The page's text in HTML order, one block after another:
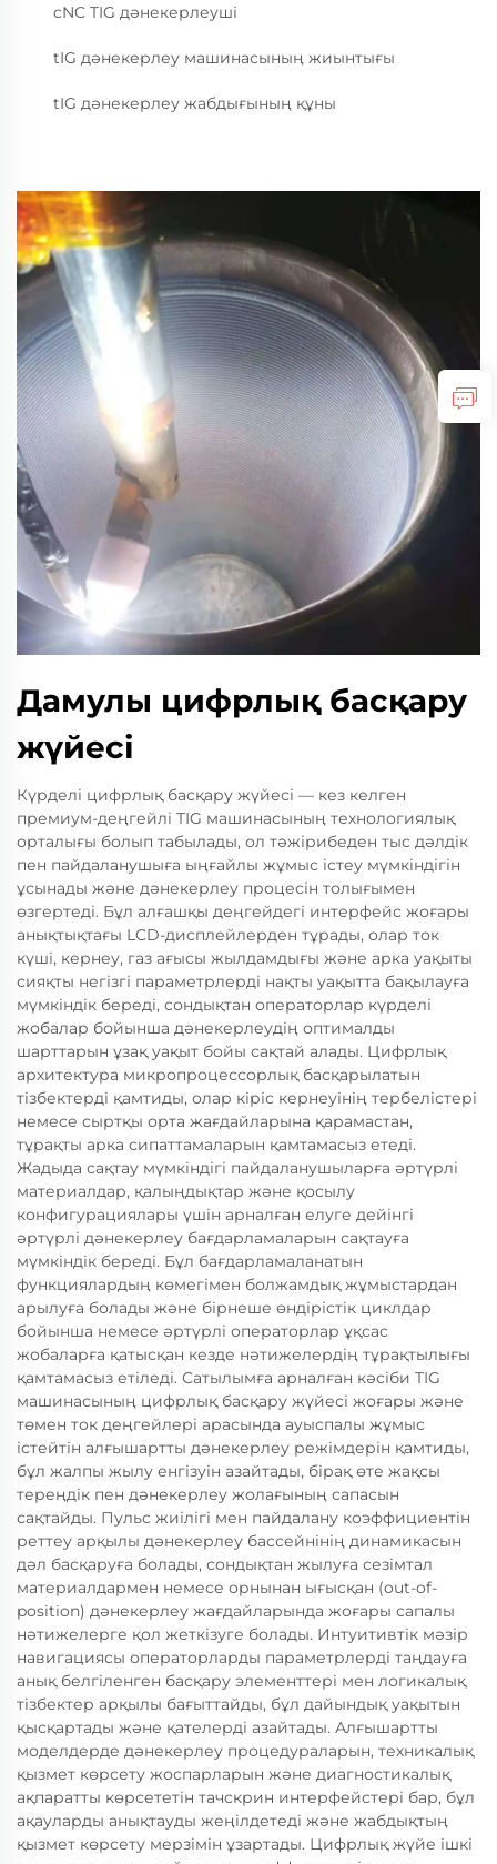
cNC TIG дәнекерлеуші
tIG дәнекерлеу машинасының жиынтығы
tIG дәнекерлеу жабдығының құны
Дамулы цифрлық басқару
жүйесі
Күрделі цифрлық басқару жүйесі — кез келген
премиум-деңгейлі TIG машинасының технологиялық
орталығы болып табылады, ол тәжірибеден тыс дәлдік
пен пайдаланушыға ыңғайлы жұмыс істеу мүмкіндігін
ұсынады және дәнекерлеу процесін толығымен
өзгертеді. Бұл алғашқы деңгейдегі интерфейс жоғары
анықтықтағы LCD-дисплейлерден тұрады, олар ток
күші, кернеу, газ ағысы жылдамдығы және арка уақыты
сияқты негізгі параметрлерді нақты уақытта бақылауға
мүмкіндік береді, сондықтан операторлар күрделі
жобалар бойынша дәнекерлеудің оптималды
шарттарын ұзақ уақыт бойы сақтай алады. Цифрлық
архитектура микропроцессорлық басқарылатын
тізбектерді қамтиды, олар кіріс кернеуінің тербелістері
немесе сыртқы орта жағдайларына қарамастан,
тұрақты арка сипаттамаларын қамтамасыз етеді.
Жадыда сақтау мүмкіндігі пайдаланушыларға әртүрлі
материалдар, қалыңдықтар және қосылу
конфигурациялары үшін арналған елуге дейінгі
әртүрлі дәнекерлеу бағдарламаларын сақтауға
мүмкіндік береді. Бұл бағдарламаланатын
функциялардың көмегімен болжамдық жұмыстардан
арылуға болады және бірнеше өндірістік циклдар
бойынша немесе әртүрлі операторлар ұқсас
жобаларға қатысқан кезде нәтижелердің тұрақтылығы
қамтамасыз етіледі. Сатылымға арналған кәсіби TIG
машинасының цифрлық басқару жүйесі жоғары және
төмен ток деңгейлері арасында ауыспалы жұмыс
істейтін алғышартты дәнекерлеу режімдерін қамтиды,
бұл жалпы жылу енгізуін азайтады, бірақ өте жақсы
тереңдік пен дәнекерлеу жолағының сапасын
сақтайды. Пульс жиілігі мен пайдалану коэффициентін
реттеу арқылы дәнекерлеу бассейнінің динамикасын
дәл басқаруға болады, сондықтан жылуға сезімтал
материалдармен немесе орнынан ығысқан (out-of-
position) дәнекерлеу жағдайларында жоғары сапалы
нәтижелерге қол жеткізуге болады. Интуитивтік мәзір
навигациясы операторларды параметрлерді таңдауға
анық белгіленген басқару элементтері мен логикалық
тізбектер арқылы бағыттайды, бұл дайындық уақытын
қысқартады және қателерді азайтады. Алғышартты
моделдерде дәнекерлеу процедураларын, техникалық
қызмет көрсету жоспарларын және диагностикалық
ақпаратты көрсететін тачскрин интерфейстері бар, бұл
ақауларды анықтауды жеңілдетеді және жабдықтың
қызмет көрсету мерзімін ұзартады. Цифрлық жүйе ішкі